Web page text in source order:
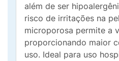
além de ser
risco de irritações na
microporosa permite a
proporcionando maior
uso. Ideal para uso